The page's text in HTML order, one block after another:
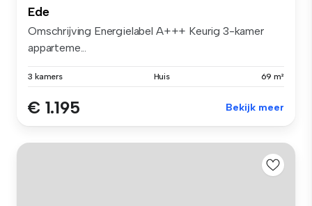
Ede
Omschrijving Energielabel A+++ Keurig 3-kamer
apparteme...
3 kamers Huis 69 m²
€ 1.195 Bekijk meer